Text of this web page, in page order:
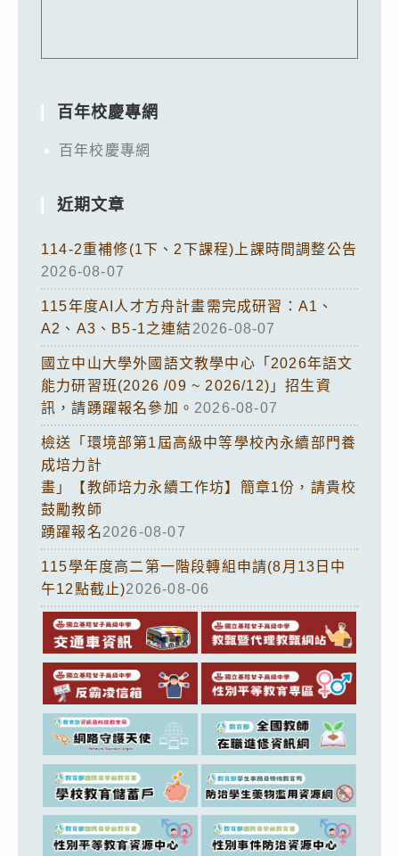
百年校慶專網
百年校慶專網
近期文章
114-2重補修(1下、2下課程)上課時間調整公告
2026-08-07
115年度AI人才方舟計畫需完成研習：A1、
A2、A3、B5-1之連結2026-08-07
國立中山大學外國語文教學中心「2026年語文
能力研習班(2026 /09 ~ 2026/12)」招生資
訊，請踴躍報名參加。 2026-08-07
檢送「環境部第1屆高級中等學校內永續部門養
成培力計
畫」【教師培力永續工作坊】簡章1份，請貴校
鼓勵教師
踴躍報名2026-08-07
115學年度高二第一階段轉組申請(8月13日中
午12點截止)2026-08-06